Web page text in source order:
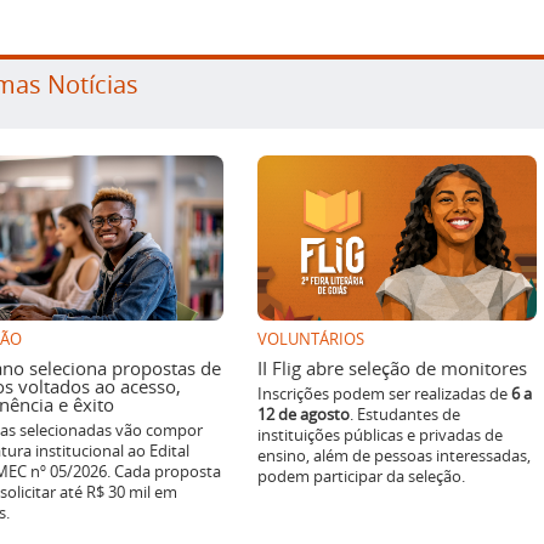
Notícias
seleciona propostas de
voltados ao acesso,
e êxito
selecionadas vão compor
institucional ao Edital
nº 05/2026. Cada proposta
até R$ 30 mil em
VOLUNTÁRIOS
II Flig abre seleção de monitores
Inscrições podem ser realizadas de6 a
12 de agosto. Estudantes de
instituições públicas e privadas de
ensino, além de pessoas interessadas,
podem participar da seleção.